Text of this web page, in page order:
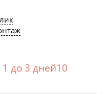
1 до 3 дней10